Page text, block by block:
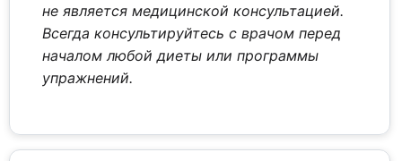
не является медицинской консультацией.
Всегда консультируйтесь с врачом перед
началом любой диеты или программы
упражнений.